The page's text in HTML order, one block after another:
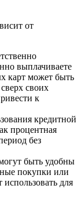
от
выплачиваете
карт может быть
своих
к
кредитной
процентная
без
быть удобны
покупки или
для